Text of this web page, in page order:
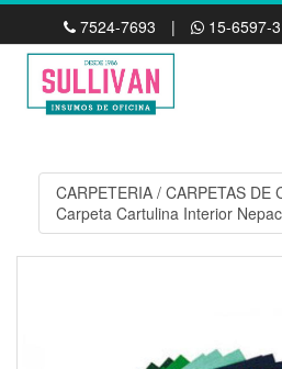
7524-7693 | 15-6597-
CARPETERIA / CARPETAS DE
Carpeta Cartulina Interior